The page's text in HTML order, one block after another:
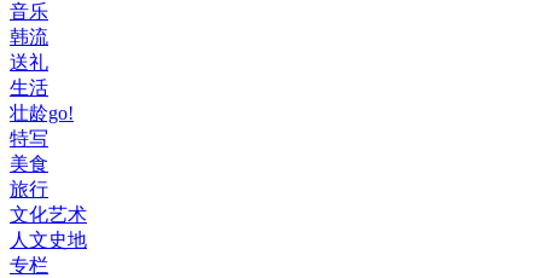
音乐
韩流
送礼
生活
壮龄go!
特写
美食
旅行
文化艺术
人文史地
专栏